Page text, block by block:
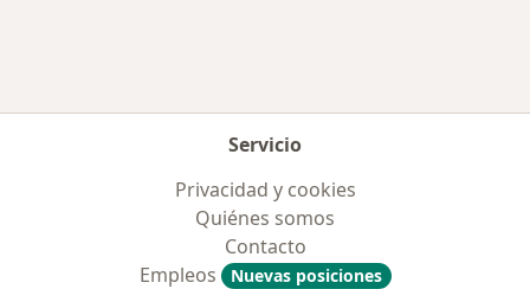
Servicio
Privacidad y cookies
Quiénes somos
Contacto
Empleos
Nuevas posiciones